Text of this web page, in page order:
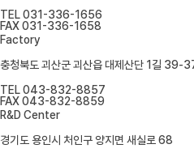
TEL031-336-1656
FAX031-336-1658
Factory
충청북도 괴산군 괴산읍 대제산단 1길 39-
TEL043-832-8857
FAX043-832-8859
R&D Center
경기도 용인시 처인구 양지면 새실로 68